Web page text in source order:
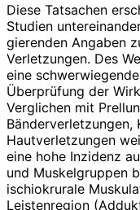
Diese Tatsachen
Studien
gierenden Angaben
Verletzungen. Des
eine
Überprüfung der
Verglichen mit
Bänderverletzungen,
Hautverletzungen
eine hohe Inzidenz
und Muskelgruppen
ischiokrurale
Leistenregion